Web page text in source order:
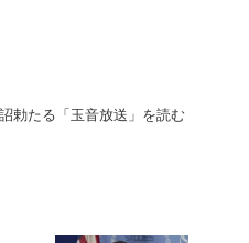
勅たる「玉音放送」を読む